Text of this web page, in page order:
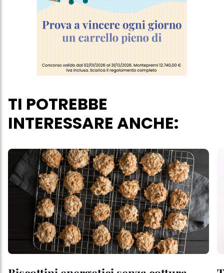
TI POTREBBE
INTERESSARE ANCHE: